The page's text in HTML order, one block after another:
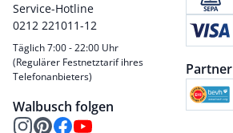
Service-Hotline
0212 221011-12
Täglich 7:00 - 22:00 Uhr
(Regulärer Festnetztarif ihres
Telefonanbieters)
Walbusch folgen
Partner